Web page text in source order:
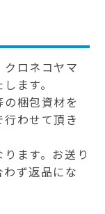
ロネコヤマ
ます。
梱包資材を
わせて頂き
ます。お送り
ず返品にな